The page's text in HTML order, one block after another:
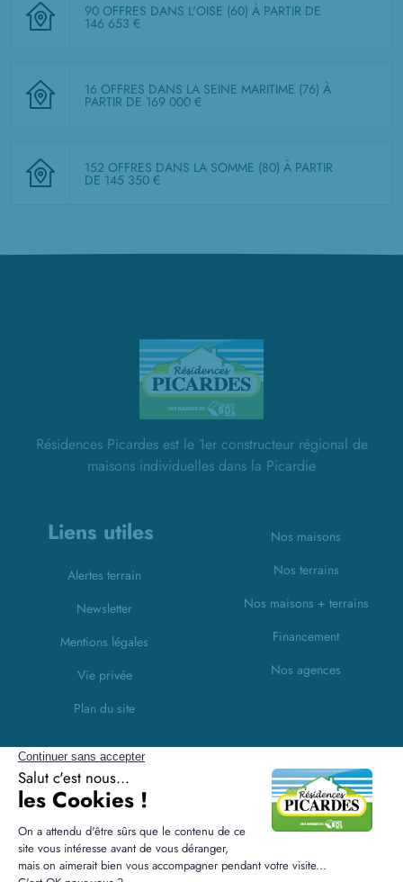
90 OFFRES DANS L'OISE (60) À PARTIR DE
146 653 €
16 OFFRES DANS LA SEINE MARITIME (76) À
PARTIR DE 169 000 €
152 OFFRES DANS LA SOMME (80) À PARTIR
DE 145 350 €
Résidences Picardes est le 1er constructeur régional de
maisons individuelles dans la Picardie
Liens utiles
Alertes terrain
Newsletter
Mentions légales
Vie privée
Plan du site
Nos maisons
Nos terrains
Nos maisons + terrains
Financement
Nos agences